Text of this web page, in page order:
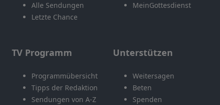
Alle Sendungen
Letzte Chance
MeinGottesdienst
TV Programm
Programmübersicht
Tipps der Redaktion
Sendungen von A-Z
Unterstützen
Weitersagen
Beten
Spenden